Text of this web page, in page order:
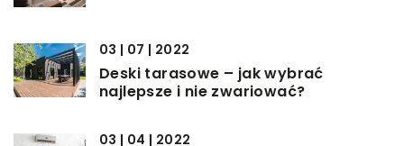
03 | 07 | 2022
Deski tarasowe – jak wybrać
najlepsze i nie zwariować?
03 | 04 | 2022